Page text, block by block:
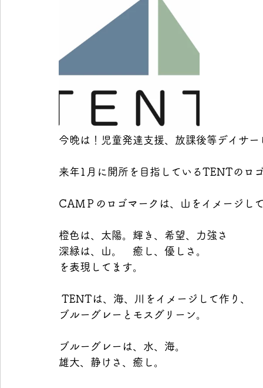
今晩は！児童発達支援、放課後等デイサ
来年1月に開所を目指しているTENTのロ
CAMＰのロゴマークは、山をイメージし
橙色は、太陽。輝き、希望、力強さ
深緑は、山。　癒し、優しさ。
を表現してます。
TENTは、海、川をイメージして作り、
ブルーグレーとモスグリーン。
ブルーグレーは、水、海。
雄大、静けさ、癒し。